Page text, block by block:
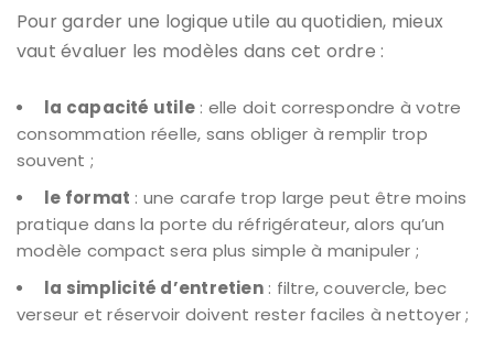
Pour garder une logique utile au quotidien, mieux
vaut évaluer les modèles dans cet ordre :
la capacité utile : elle doit correspondre à votre
consommation réelle, sans obliger à remplir trop
souvent ;
le format : une carafe trop large peut être moins
pratique dans la porte du réfrigérateur, alors qu’un
modèle compact sera plus simple à manipuler ;
la simplicité d’entretien: filtre, couvercle, bec
verseur et réservoir doivent rester faciles à nettoyer ;